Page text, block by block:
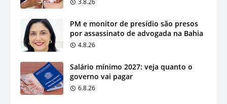
PM e monitor de presídio são presos
por assassinato de advogada na Bahia
4.8.26
Salário mínimo 2027: veja quanto o
governo vai pagar
6.8.26